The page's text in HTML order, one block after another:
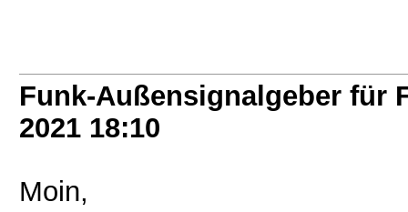
Funk-Außensignalgeber für
2021 18:10
Moin,